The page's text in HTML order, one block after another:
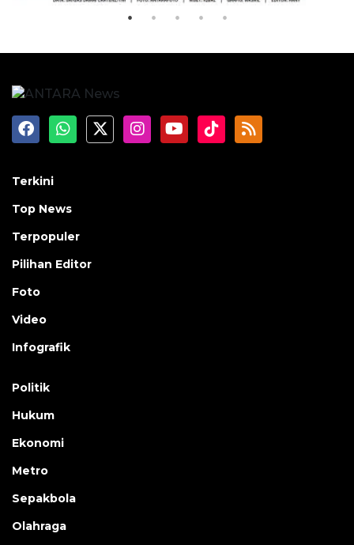
Terkini
Top News
Terpopuler
Pilihan Editor
Foto
Video
Infografik
Politik
Hukum
Ekonomi
Metro
Sepakbola
Olahraga